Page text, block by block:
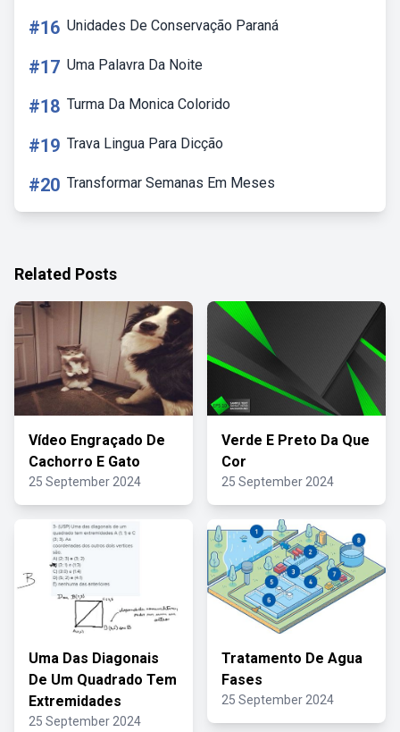
#16 Unidades De Conservação Paraná
#17 Uma Palavra Da Noite
#18 Turma Da Monica Colorido
#19 Trava Lingua Para Dicção
#20 Transformar Semanas Em Meses
Related Posts
Vídeo Engraçado De
Cachorro E Gato
25 September 2024
Verde E Preto Da Que
Cor
25 September 2024
Uma Das Diagonais
De Um Quadrado Tem
Extremidades
25 September 2024
Tratamento De Agua
Fases
25 September 2024